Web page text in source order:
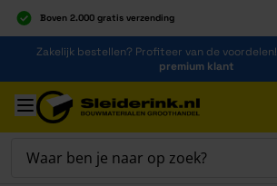
Boven 2.000 gratis verzending
Al 40 jaar dé specialist
Alles onder één dak
Ga naar de inhoud
Zakelijk bestellen? Profiteer van de voordelen!
premium klant
Ga naar hoofdinhoud